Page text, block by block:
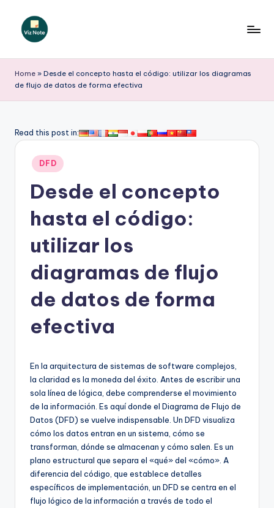
Saltar
iz
N
t
si
&
Home » Desde el concepto hasta el código: utilizar los diagramas
de flujo de datos de forma efectiva
Read this post in:
Publicado
en
DFD
Desde el concepto
hasta el código:
utilizar los
diagramas de flujo
de datos de forma
efectiva
En la arquitectura de sistemas de software complejos,
la claridad es la moneda del éxito. Antes de escribir una
sola línea de lógica, debe comprenderse el movimiento
de la información. Es aquí donde el Diagrama de Flujo de
Datos (DFD) se vuelve indispensable. Un DFD visualiza
cómo los datos entran en un sistema, cómo se
transforman, dónde se almacenan y cómo salen. Es un
plano estructural que separa el «qué» del «cómo». A
diferencia del código, que establece detalles
específicos de implementación, un DFD se centra en el
flujo lógico de la información a través de todo el